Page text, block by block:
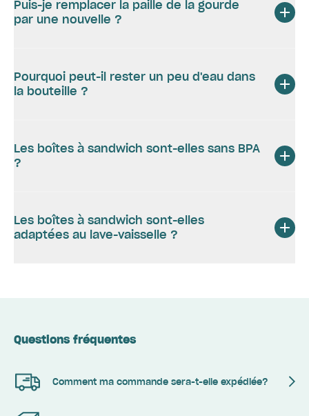
Puis-je remplacer la paille de la gourde
par une nouvelle ?
Pourquoi peut-il rester un peu d'eau dans
la bouteille ?
Les boîtes à sandwich sont-elles sans BPA
?
Les boîtes à sandwich sont-elles
adaptées au lave-vaisselle ?
Questions fréquentes
Comment ma commande sera-t-elle expédiée?